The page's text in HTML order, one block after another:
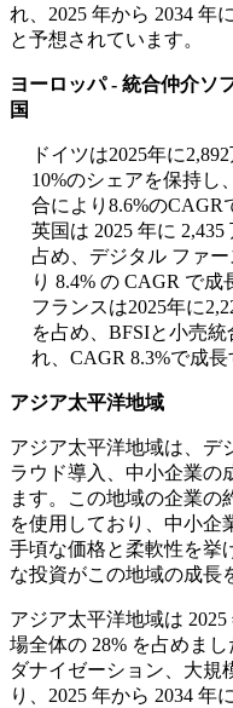
れ、2025 年から 2034 年
と予想されています。
ヨーロッパ - 統合仲介ソ
国
ドイツは2025年に
10%のシェアを保持し
合により8.6%のCAGR
英国は 2025 年に
占め、デジタル ファ
り 8.4% の CAGR で成
フランスは2025年に
を占め、BFSIと小売
れ、CAGR 8.3%で成
アジア太平洋地域
アジア太平洋地域は、デ
ラウド導入、中小企業の
ます。この地域の企業の
を使用しており、中小企
手頃な価格と柔軟性を挙
な投資がこの地域の成長
アジア太平洋地域は
場全体の 28% を占めま
ダナイゼーション、大規
り、2025 年から 2034 年